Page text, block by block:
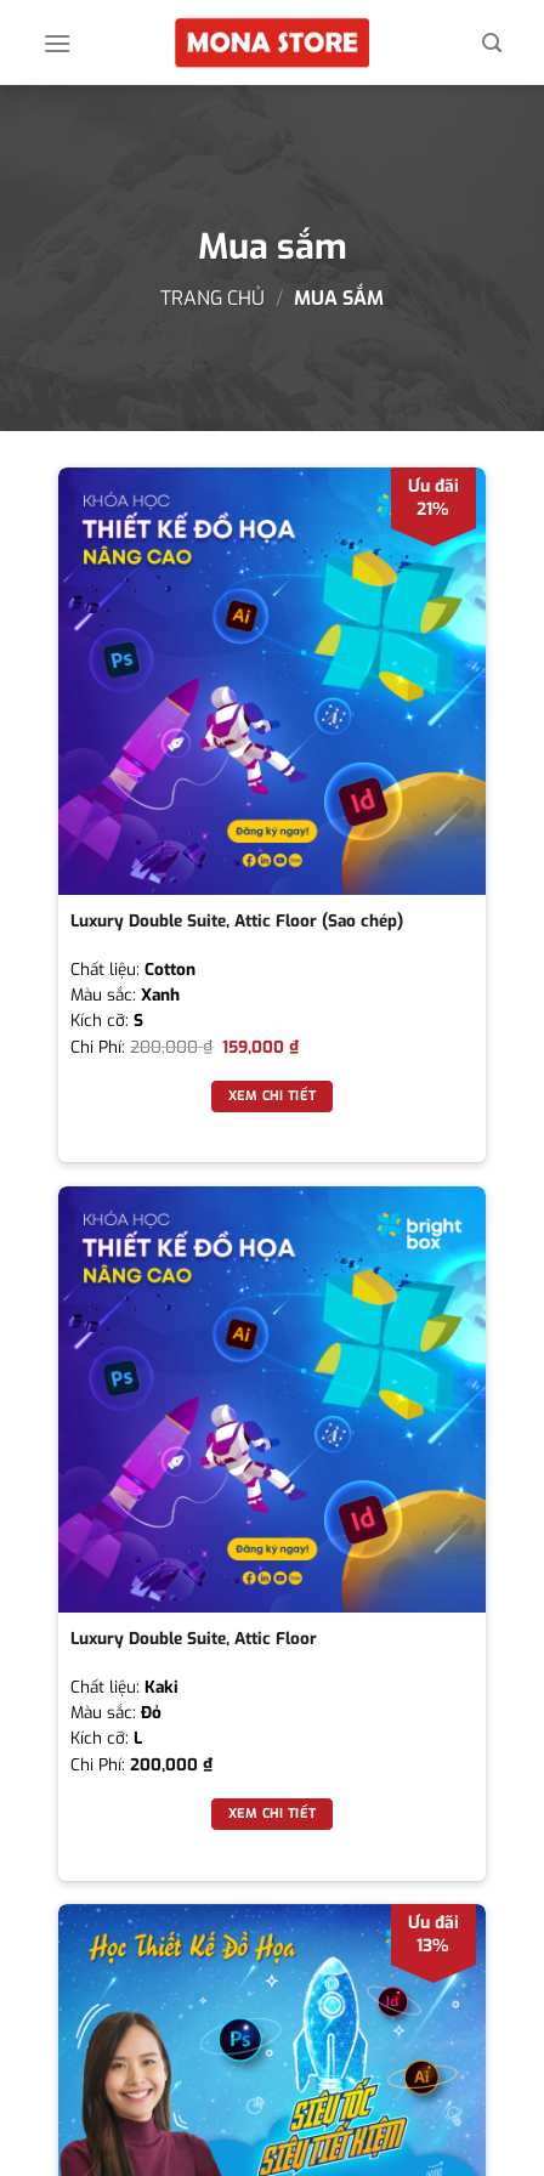
Mua sắm
TRANG CHỦ / MUA SẮM
Ưu đãi
21%
Luxury Double Suite, Attic Floor (Sao chép)
Chất liệu:Cotton
Màu sắc:Xanh
Kích cỡ:S
Chi Phí:200,000₫ 159,000₫
XEM CHI TIẾT
Luxury Double Suite, Attic Floor
Chất liệu:Kaki
Màu sắc:Đỏ
Kích cỡ:L
Chi Phí:200,000₫
XEM CHI TIẾT
Ưu đãi
13%